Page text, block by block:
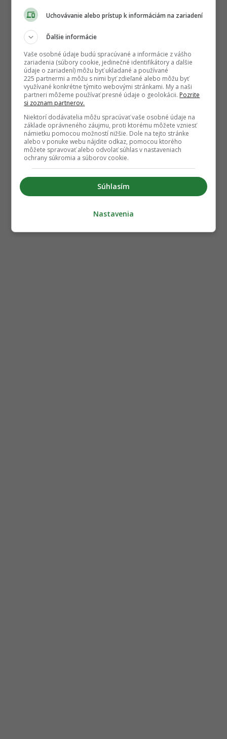
Uchovávanie alebo prístup k informáciám na zariadení
Ďalšie informácie
Vaše osobné údaje budú spracúvané a informácie z vášho
zariadenia (súbory cookie, jedinečné identifikátory a ďalšie
údaje o zariadení) môžu byť ukladané a používané
225 partnermi a môžu s nimi byť zdieľané alebo môžu byť
využívané konkrétne týmito webovými stránkami. My a naši
partneri môžeme používať presné údaje o geolokácii. Pozrite
si zoznam partnerov.
Niektorí dodávatelia môžu spracúvať vaše osobné údaje na
základe oprávneného záujmu, proti ktorému môžete vzniesť
námietku pomocou možností nižšie. Dole na tejto stránke
alebo v ponuke webu nájdite odkaz, pomocou ktorého
môžete spravovať alebo odvolať súhlas v nastaveniach
ochrany súkromia a súborov cookie.
Súhlasím
Nastavenia